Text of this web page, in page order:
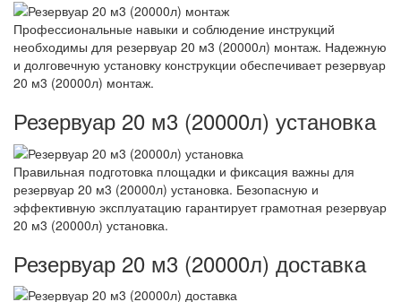
Профессиональные навыки и соблюдение инструкций
необходимы для резервуар 20 м3 (20000л) монтаж. Надежную
и долговечную установку конструкции обеспечивает резервуар
20 м3 (20000л) монтаж.
Резервуар 20 м3 (20000л) установка
Правильная подготовка площадки и фиксация важны для
резервуар 20 м3 (20000л) установка. Безопасную и
эффективную эксплуатацию гарантирует грамотная резервуар
20 м3 (20000л) установка.
Резервуар 20 м3 (20000л) доставка